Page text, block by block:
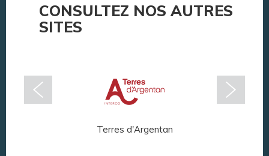
CONSULTEZ NOS AUTRES
SITES
Terres d'Argentan